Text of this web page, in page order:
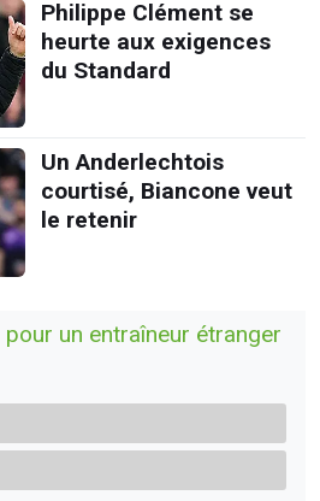
Philippe Clément se
heurte aux exigences
du Standard
Un Anderlechtois
courtisé, Biancone veut
le retenir
un entraîneur étranger